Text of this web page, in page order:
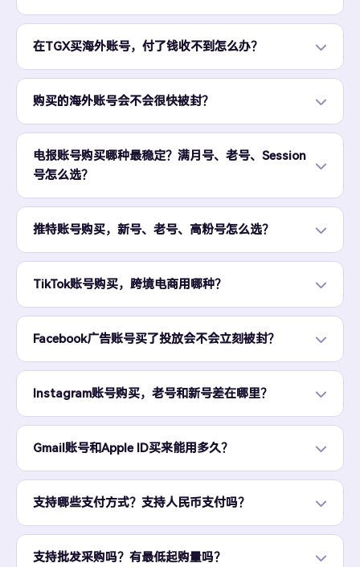
在TGX买海外账号，付了钱收不到怎么办？
购买的海外账号会不会很快被封？
电报账号购买哪种最稳定？满月号、老号、Session
号怎么选？
推特账号购买，新号、老号、高粉号怎么选？
TikTok账号购买，跨境电商用哪种？
Facebook广告账号买了投放会不会立刻被封？
Instagram账号购买，老号和新号差在哪里？
Gmail账号和Apple ID买来能用多久？
支持哪些支付方式？支持人民币支付吗？
支持批发采购吗？有最低起购量吗？